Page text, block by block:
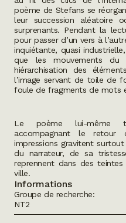
poème de Stefans se
leur succession aléatoire
surprenants. Pendant la
pour passer d’un vers à
inquiétante, quasi
que les mouvements du
hiérarchisation des
l’image servant de toile de
foule de fragments de mots
Le poème lui-même
accompagnant le retour
impressions gravitent
du narrateur, de sa
reprennent dans des
ville.
Informations
Groupe de recherche:
NT2